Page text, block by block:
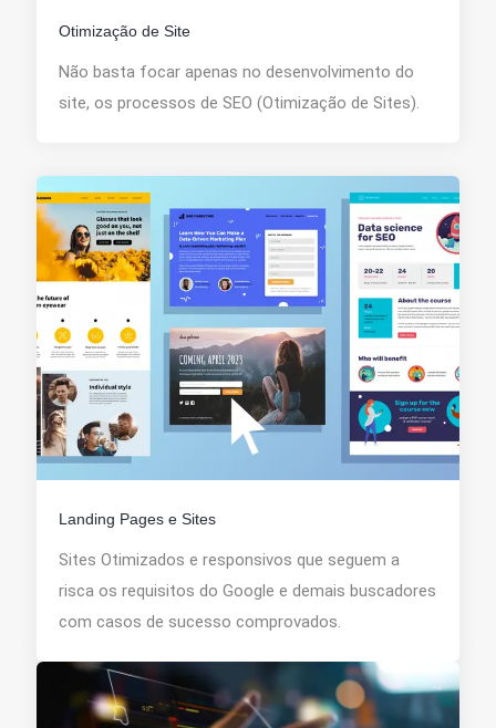
Otimização de Site
Não basta focar apenas no desenvolvimento do
site, os processos de SEO (Otimização de Sites).
Landing Pages e Sites
Sites Otimizados e responsivos que seguem a
risca os requisitos do Google e demais buscadores
com casos de sucesso comprovados.